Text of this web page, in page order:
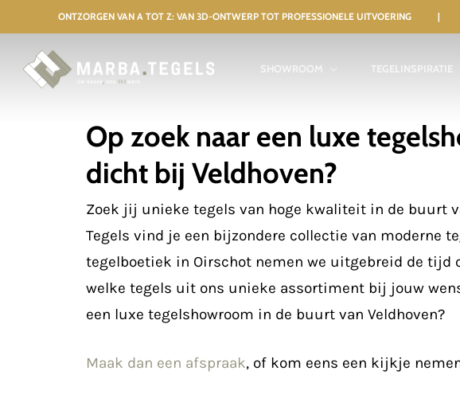
to
main
content
ONTZORGEN VAN A TOT Z: VAN 3D-ONTWERP TOT PROFESSIONELE UITVOERING
SHOWROOM TEGELINSPIRATIE
Op zoek naar een luxe
dicht bij Veldhoven?
Zoek jij unieke tegels van hoge kwaliteit in de buurt
Tegels vind je een bijzondere collectie van moderne
tegelboetiek in Oirschot nemen we uitgebreid de tijd
welke tegels uit ons unieke assortiment bij jouw
een luxe tegelshowroom in de buurt van Veldhoven?
Maak dan een afspraak, of kom eens een kijkje